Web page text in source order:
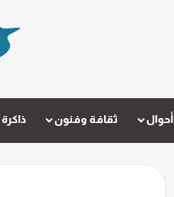
أحوال ثقافة وفنون